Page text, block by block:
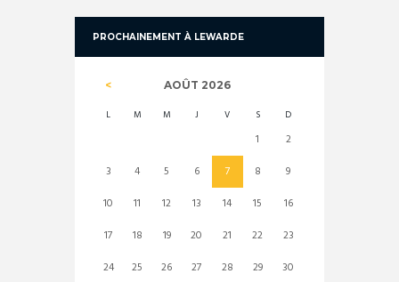
PROCHAINEMENT À LEWARDE
AOÛT 2026
L M M J V S D
1
2
3
4 5 6 7 8
9
10
11 12 13 14 15
16
17
18 19 20 21 22
23
24
25 26 27 28 29 30